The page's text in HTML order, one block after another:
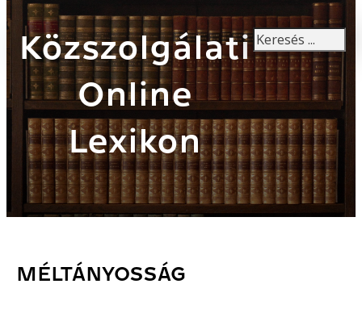
Közszolgálati
Online
Lexikon
Keresés
MÉLTÁNYOSSÁG